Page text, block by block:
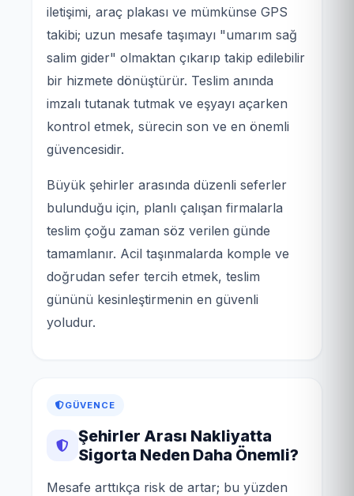
iletişimi, araç plakası ve mümkünse GPS
takibi; uzun mesafe taşımayı "umarım sağ
salim gider" olmaktan çıkarıp takip edilebilir
bir hizmete dönüştürür. Teslim anında
imzalı tutanak tutmak ve eşyayı açarken
kontrol etmek, sürecin son ve en önemli
güvencesidir.
Büyük şehirler arasında düzenli seferler
bulunduğu için, planlı çalışan firmalarla
teslim çoğu zaman söz verilen günde
tamamlanır. Acil taşınmalarda komple ve
doğrudan sefer tercih etmek, teslim
gününü kesinleştirmenin en güvenli
yoludur.
GÜVENCE
Şehirler Arası Nakliyatta
Sigorta Neden Daha Önemli?
Mesafe arttıkça risk de artar; bu yüzden